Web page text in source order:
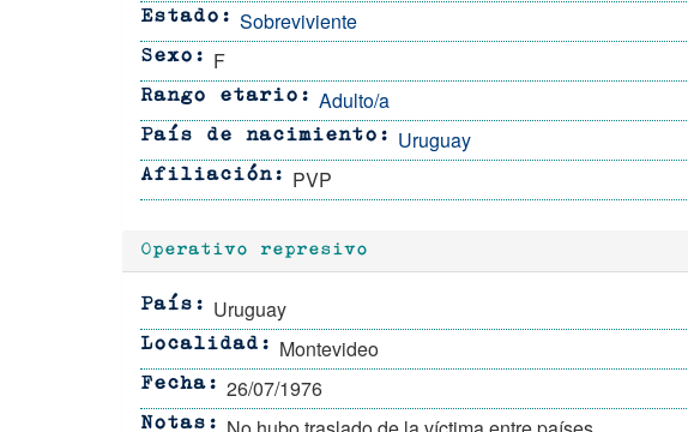
Estado Sobreviviente
Sexo F
Rango etario Adulto/a
País de nacimiento Uruguay
Afiliación PVP
Operativo represivo
País Uruguay
Localidad Montevideo
Fecha 26/07/1976
Notas